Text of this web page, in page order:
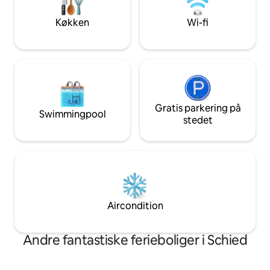
subtile detaljer i interiøret gør denne
chalet til en Top Chalet!
turistskat 2,30 €/
Køkken Wi-fi
Swimmingpool
Gratis parkering på
stedet
Aircondition
Andre fantastiske ferieboliger i Schied